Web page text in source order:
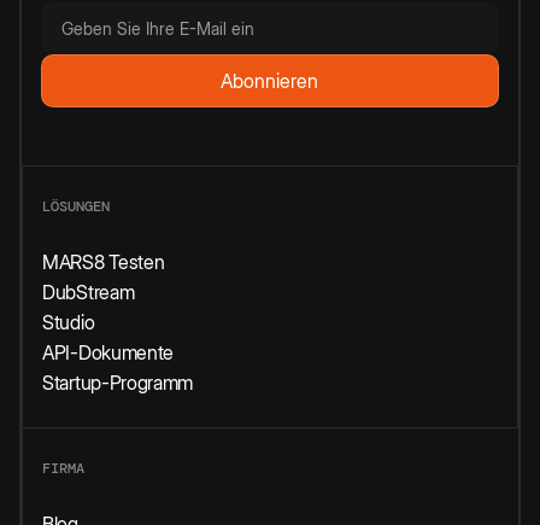
LÖSUNGEN
MARS8 Testen
DubStream
Studio
API-Dokumente
Startup-Programm
FIRMA